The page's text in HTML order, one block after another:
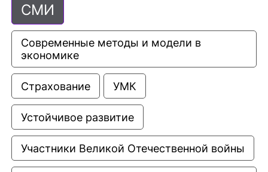
СМИ
Современные методы и модели в
экономике
Страхование УМК
Устойчивое развитие
Участники Великой Отечественной войны